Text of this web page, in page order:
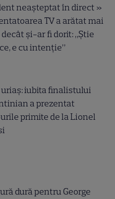
neașteptat în direct »
TV a arătat mai
și-ar fi dorit: „Știe
e cu intenție”
uriaș: iubita finalistului
a prezentat
primite de la Lionel
dură pentru George